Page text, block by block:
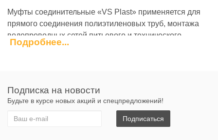
Муфты соединительные «VS Plast» применяется для
прямого соединения полиэтиленовых труб, монтажа
водопроводных сетей питьевого и технического
водоснабжения , обустройства скважин, оросительных
соединения полиэтиленовых труб применяемых для
изоляции электрического кабеля или кабеля связи.
Муфты «VS Plast» универсальны, то есть совместимы с
Подробнее...
Подписка на новости
Будьте в курсе новых акций и спецпредложений!
Подписаться